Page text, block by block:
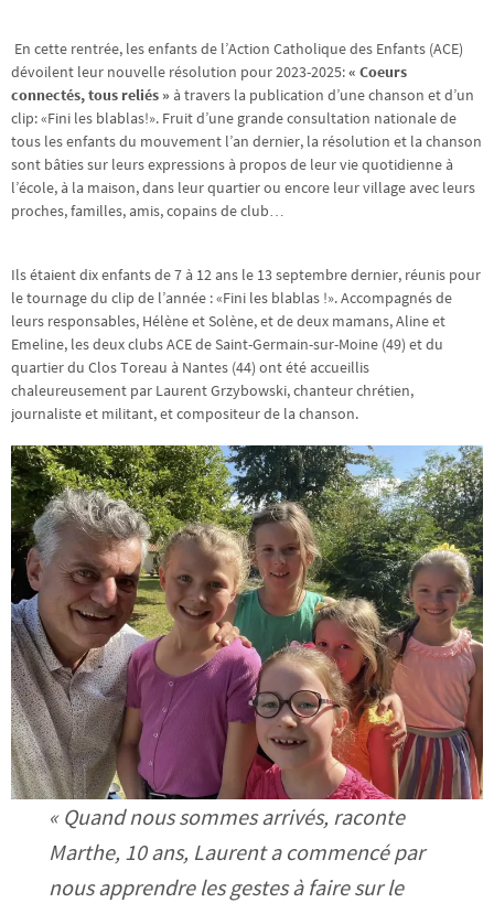
En cette rentrée, les enfants de l’Action Catholique des Enfants (ACE)
dévoilent leur nouvelle résolution pour 2023-2025:« Coeurs
connectés, tous reliés » à travers la publication d’une chanson et d’un
clip: «Fini les blablas!». Fruit d’une grande consultation nationale de
tous les enfants du mouvement l’an dernier, la résolution et la chanson
sont bâties sur leurs expressions à propos de leur vie quotidienne à
l’école, à la maison, dans leur quartier ou encore leur village avec leurs
proches, familles, amis, copains de club…
Ils étaient dix enfants de 7 à 12 ans le 13 septembre dernier, réunis pour
le tournage du clip de l’année : «Fini les blablas !». Accompagnés de
leurs responsables, Hélène et Solène, et de deux mamans, Aline et
Emeline, les deux clubs ACE de Saint-Germain-sur-Moine (49) et du
quartier du Clos Toreau à Nantes (44) ont été accueillis
chaleureusement par Laurent Grzybowski, chanteur chrétien,
journaliste et militant, et compositeur de la chanson.
« Quand nous sommes arrivés, raconte
Marthe, 10 ans, Laurent a commencé par
nous apprendre les gestes à faire sur le